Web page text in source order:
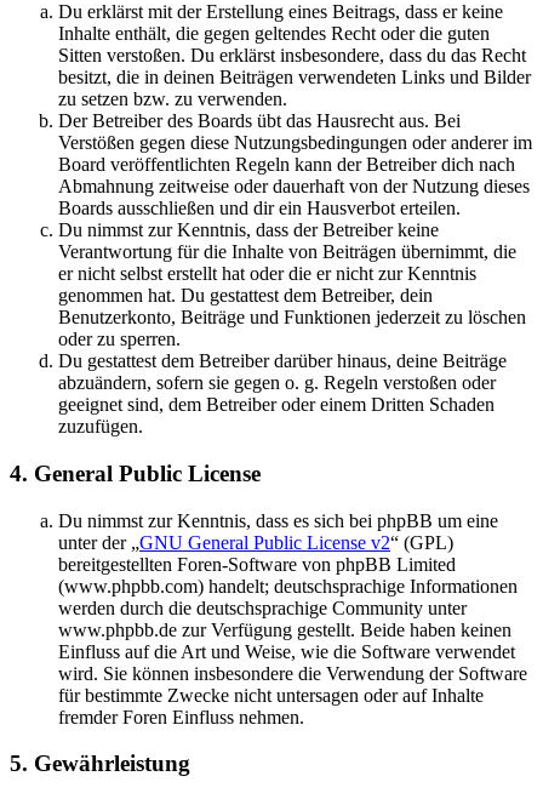
Du erklärst mit der Erstellung eines Beitrags, dass er keine
Inhalte enthält, die gegen geltendes Recht oder die guten
Sitten verstoßen. Du erklärst insbesondere, dass du das Recht
besitzt, die in deinen Beiträgen verwendeten Links und Bilder
zu setzen bzw. zu verwenden.
Der Betreiber des Boards übt das Hausrecht aus. Bei
Verstößen gegen diese Nutzungsbedingungen oder anderer im
Board veröffentlichten Regeln kann der Betreiber dich nach
Abmahnung zeitweise oder dauerhaft von der Nutzung dieses
Boards ausschließen und dir ein Hausverbot erteilen.
Du nimmst zur Kenntnis, dass der Betreiber keine
Verantwortung für die Inhalte von Beiträgen übernimmt, die
er nicht selbst erstellt hat oder die er nicht zur Kenntnis
genommen hat. Du gestattest dem Betreiber, dein
Benutzerkonto, Beiträge und Funktionen jederzeit zu löschen
oder zu sperren.
Du gestattest dem Betreiber darüber hinaus, deine Beiträge
abzuändern, sofern sie gegen o. g. Regeln verstoßen oder
geeignet sind, dem Betreiber oder einem Dritten Schaden
zuzufügen.
4. General Public License
Du nimmst zur Kenntnis, dass es sich bei phpBB um eine
unter der „GNU General Public License v2“ (GPL)
bereitgestellten Foren-Software von phpBB Limited
(www.phpbb.com) handelt; deutschsprachige Informationen
werden durch die deutschsprachige Community unter
www.phpbb.de zur Verfügung gestellt. Beide haben keinen
Einfluss auf die Art und Weise, wie die Software verwendet
wird. Sie können insbesondere die Verwendung der Software
für bestimmte Zwecke nicht untersagen oder auf Inhalte
fremder Foren Einfluss nehmen.
5. Gewährleistung